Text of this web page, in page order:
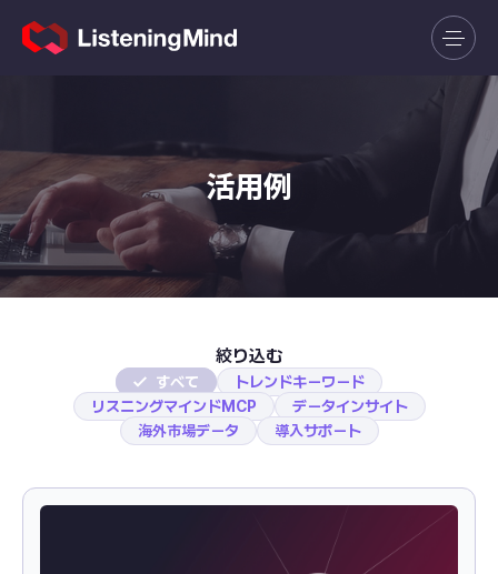
活用例
絞り込む
すべて
トレンドキーワード
リスニングマインドMCP
データインサイト
海外市場データ
導入サポート